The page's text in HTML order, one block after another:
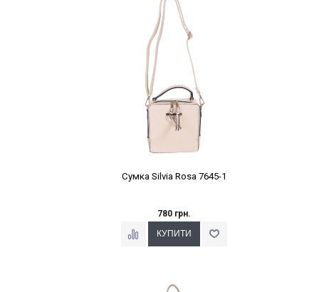
Сумка Silvia Rosa 7645-1
780 грн.
Наклейки Варіант з %